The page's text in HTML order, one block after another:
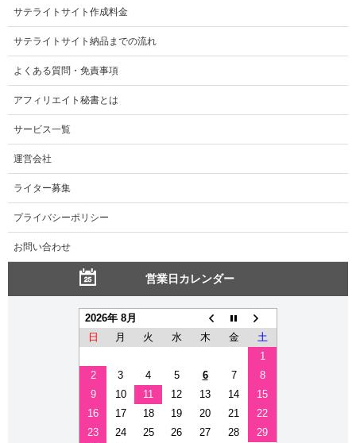
サテライトサイト作成料金
サテライトサイト納品までの流れ
よくある質問・免責事項
アフィリエイト秘書とは
サービス一覧
運営会社
ライター募集
プライバシーポリシー
お問い合わせ
営業日カレンダー
2026年 8月
日
月 火 水 木 金
土
1
2
3 4 5 6 7
8
9
10 11 12 13 14
15
16
17 18 19 20 21
22
23
24 25 26 27 28
29